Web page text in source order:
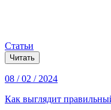
Статьи
Читать
08 / 02 / 2024
Как выглядит